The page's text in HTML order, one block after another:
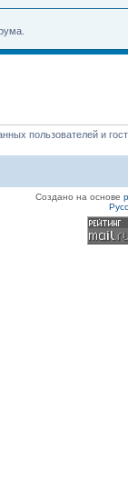
пользователей и
Создано на основе